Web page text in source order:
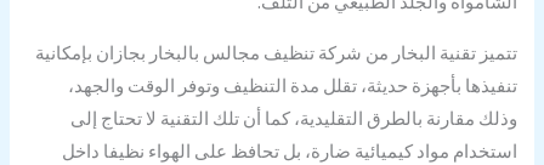
تقنية البخار من شركة تنظيف مجالس بالبخار بجازان بإمكانية
بأجهزة حديثة، تقلل مدة التنظيف وتوفر الوقت والجهد،
مقارنة بالطرق التقليدية، كما أن تلك التقنية لا تحتاج إلى
مواد كيميائية ضارة، بل تحافظ على الهواء نظيفا داخل